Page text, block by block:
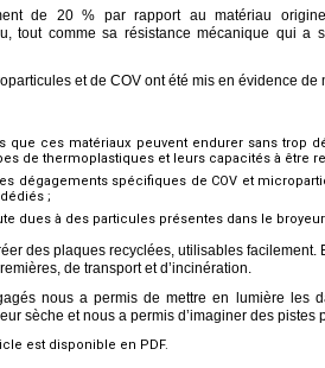
de 20 % par rapport au matériau
tout comme sa résistance mécanique qui a
et de COV ont été mis en évidence
que ces matériaux peuvent endurer sans trop
de thermoplastiques et leurs capacités à être
dégagements spécifiques de COV et
;
dues à des particules présentes dans le
des plaques recyclées, utilisables facilement.
de transport et d’incinération.
nous a permis de mettre en lumière les
sèche et nous a permis d’imaginer des pistes
est disponible en PDF.